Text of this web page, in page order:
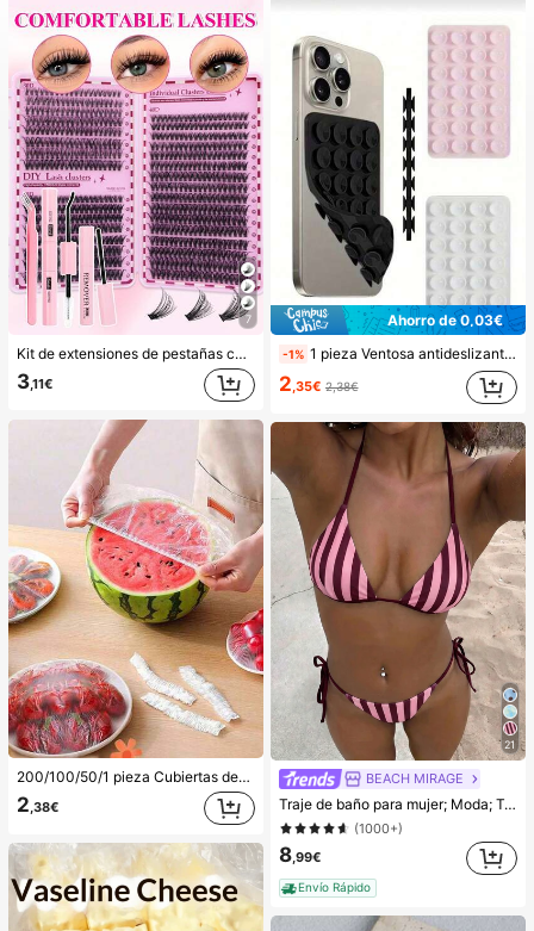
7
Kit de extensiones de pestañas con pegamento de doble punta/640 racimos de pestañas postizas de visón sintético DIY, rizo D, gruesas y esponjosas, longitudes mixtas de 8-16mm, iluminan los ojos para todo tipo de maquillaje. Elige pegamento, removedor, pinzas según sea necesario. Ligero, reutilizable y rentable, apto para principiantes en muchas ocasiones, estético
3,11€
200/100/50/1 pieza Cubiertas desechables de película adherente para alimentos, cubiertas para cabezal de ducha, bolsas desechables multiusos, cubiertas desechables para zapatos, película adherente de cocina reforzada, cubiertas de preservación de alimentos para refrigerador doméstico, cubiertas elásticas, uso diario
2,38€
Ahorro de 0,03€
-1% 1 pieza Ventosa antideslizante de silicona para teléfono, 28 piezas Ventosas de silicona (almohadillas autoadhesivas), Antipega para teléfono, Almohadilla de succión para banco de energía de teléfono (Compatible con iPhone, teléfonos Android), Regalo de cumpleaños, Soporte para teléfono para familia/amigos, Soporte para teléfono, Accesorios para teléfono
2,35€ 2,38€
21
BEACH MIRAGE
Traje de baño para mujer; Moda; Traje de baño de dos piezas morado; Playa de verano; Conjunto de bikini; Estampado aleatorio. Vacaciones
(1000+)
8,99€
Envío Rápido